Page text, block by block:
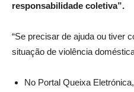
responsabilidade coletiva”.
“Se precisar de ajuda ou tiver
situação de violência
No Portal Queixa